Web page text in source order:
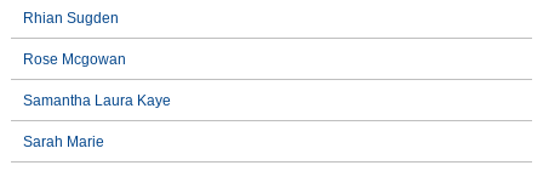
Rhian Sugden
Rose Mcgowan
Samantha Laura Kaye
Sarah Marie